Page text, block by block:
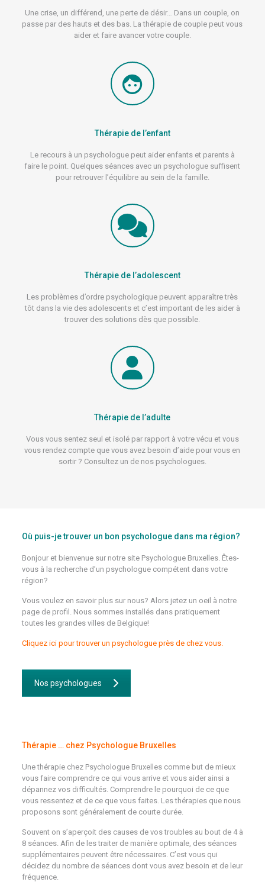
Une crise, un différend, une perte de désir… Dans un couple, on
passe par des hauts et des bas. La thérapie de couple peut vous
aider et faire avancer votre couple.
Thérapie de l’enfant
Le recours à un psychologue peut aider enfants et parents à
faire le point. Quelques séances avec un psychologue suffisent
pour retrouver l’équilibre au sein de la famille.
Thérapie de l’adolescent
Les problèmes d’ordre psychologique peuvent apparaître très
tôt dans la vie des adolescents et c’est important de les aider à
trouver des solutions dès que possible.
Thérapie de l’adulte
Vous vous sentez seul et isolé par rapport à votre vécu et vous
vous rendez compte que vous avez besoin d’aide pour vous en
sortir ? Consultez un de nos psychologues.
Où puis-je trouver un bon psychologue dans ma région?
Bonjour et bienvenue sur notre site Psychologue Bruxelles. Êtes-
vous à la recherche d’un psychologue compétent dans votre
région?
Vous voulez en savoir plus sur nous? Alors jetez un oeil à notre
page de profil. Nous sommes installés dans pratiquement
toutes les grandes villes de Belgique!
Cliquez ici pour trouver un psychologue près de chez vous.
Nos psychologues
Thérapie … chez Psychologue Bruxelles
Une thérapie chez Psychologue Bruxelles comme but de mieux
vous faire comprendre ce qui vous arrive et vous aider ainsi a
dépannez vos difficultés. Comprendre le pourquoi de ce que
vous ressentez et de ce que vous faites. Les thérapies que nous
proposons sont généralement de courte durée.
Souvent on s’aperçoit des causes de vos troubles au bout de 4 à
8 séances. Afin de les traiter de manière optimale, des séances
supplémentaires peuvent être nécessaires. C’est vous qui
décidez du nombre de séances dont vous avez besoin et de leur
fréquence.